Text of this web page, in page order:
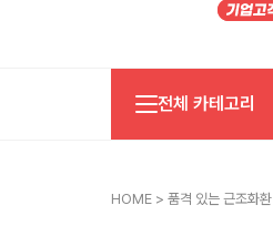
전체 카테고리
HOME > 품격 있는 근조화환